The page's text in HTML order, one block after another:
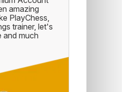
amazing
PlayChess,
trainer, let's
and much